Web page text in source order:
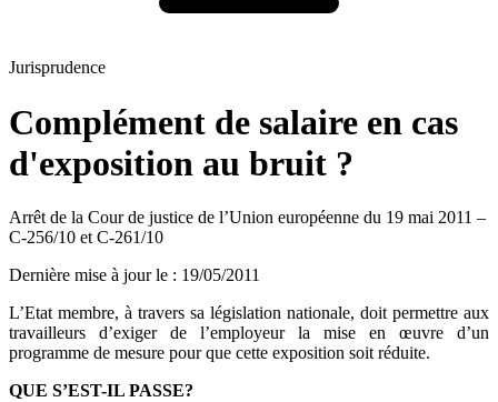
Jurisprudence
Complément de salaire en cas
d'exposition au bruit ?
Arrêt de la Cour de justice de l’Union européenne du 19 mai 2011 –
C-256/10 et C-261/10
Dernière mise à jour le : 19/05/2011
L’Etat membre, à travers sa législation nationale, doit permettre aux
travailleurs d’exiger de l’employeur la mise en œuvre d’un
programme de mesure pour que cette exposition soit réduite.
QUE S’EST-IL PASSE?